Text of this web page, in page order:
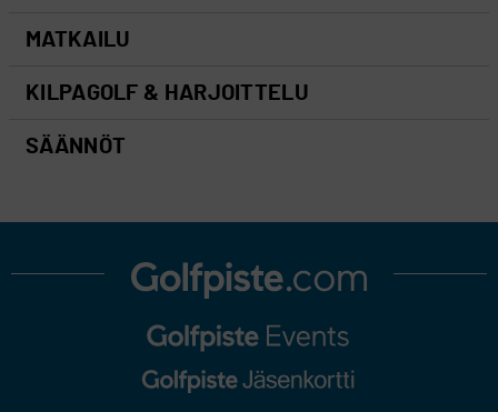
MATKAILU
KILPAGOLF & HARJOITTELU
SÄÄNNÖT